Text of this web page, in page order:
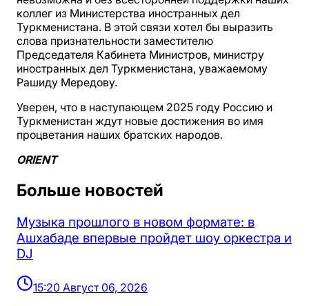
коллег из Министерства иностранных дел
Туркменистана. В этой связи хотел бы выразить
слова признательности заместителю
Председателя Кабинета Министров, министру
иностранных дел Туркменистана, уважаемому
Рашиду Мередову.
Уверен, что в наступающем 2025 году Россию и
Туркменистан ждут новые достижения во имя
процветания наших братских народов.
ORIENT
Больше новостей
Музыка прошлого в новом формате: в
Ашхабаде впервые пройдет шоу оркестра и
DJ
15:20 Август 06, 2026